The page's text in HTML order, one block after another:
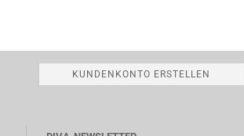
KUNDENKONTO ERSTELLEN